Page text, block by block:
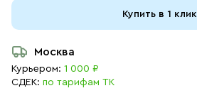
Купить в 1 клик
Москва
Курьером: 1 000 ₽
СДЕК: по тарифам ТК